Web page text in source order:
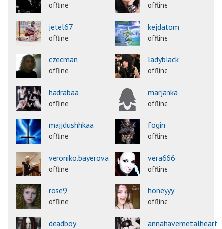
offline offline
jetel67
offline
kejdatom
offline
czecman
offline
ladyblack
offline
hadrabaa
offline
marjanka
offline
majjdushhkaa
offline
fogin
offline
veroniko.bayerova
offline
vera666
offline
rose9
offline
honeyyy
offline
deadboy annahavemetalheart